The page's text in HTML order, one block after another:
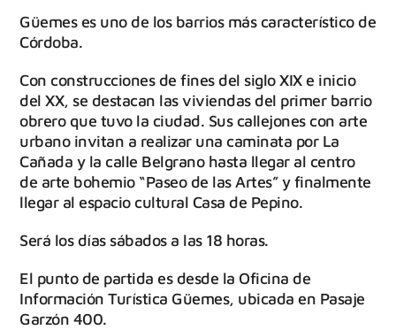
Güemes es uno de los barrios más característico de
Córdoba.
Con construcciones de fines del siglo XIX e inicio
del XX, se destacan las viviendas del primer barrio
obrero que tuvo la ciudad. Sus callejones con arte
urbano invitan a realizar una caminata por La
Cañada y la calle Belgrano hasta llegar al centro
de arte bohemio “Paseo de las Artes” y finalmente
llegar al espacio cultural Casa de Pepino.
Será los días sábados a las 18 horas.
El punto de partida es desde la Oficina de
Información Turística Güemes, ubicada en Pasaje
Garzón 400.